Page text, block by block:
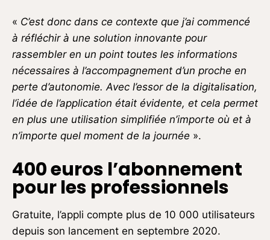
« C’est donc dans ce contexte que j’ai commencé
à réfléchir à une solution innovante pour
rassembler en un point toutes les informations
nécessaires à l’accompagnement d’un proche en
perte d’autonomie. Avec l’essor de la digitalisation,
l’idée de l’application était évidente, et cela permet
en plus une utilisation simplifiée n’importe où et à
n’importe quel moment de la journée ».
400 euros l’abonnement
pour les professionnels
Gratuite, l’appli compte plus de 10 000 utilisateurs
depuis son lancement en septembre 2020.